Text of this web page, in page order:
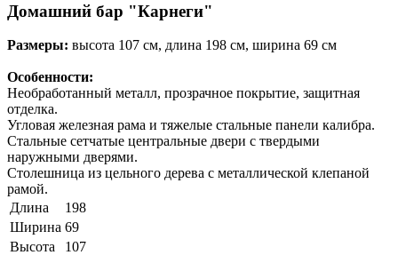
Домашний бар "Карнеги"
Размеры: высота 107 см, длина 198 см, ширина 69 см
Особенности:
Необработанный металл, прозрачное покрытие, защитная
отделка.
Угловая железная рама и тяжелые стальные панели калибра.
Стальные сетчатые центральные двери с твердыми
наружными дверями.
Столешница из цельного дерева с металлической клепаной
рамой.
Длина
198
Ширина 69
Высота
107